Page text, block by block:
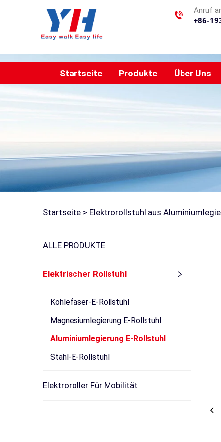
Anruf
+86-
Startseite Produkte Über Uns
Startseite > Elektrorollstuhl aus
ALLE PRODUKTE
Elektrischer Rollstuhl
Kohlefaser-E-Rollstuhl
Magnesiumlegierung E-Rollstuhl
Aluminiumlegierung E-Rollstuhl
Stahl-E-Rollstuhl
Elektroroller Für Mobilität